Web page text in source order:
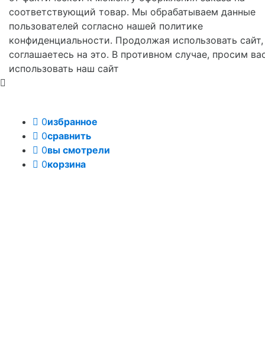
соответствующий товар. Мы обрабатываем данные
пользователей согласно нашей политике
конфиденциальности. Продолжая использовать
соглашаетесь на это. В противном случае, просим
использовать наш сайт
0избранное
0сравнить
0вы смотрели
0корзина